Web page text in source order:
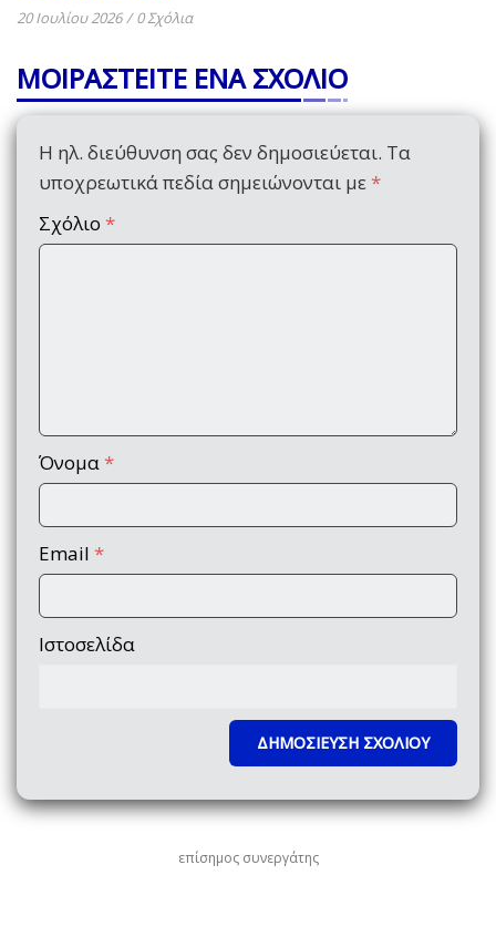
20 Ιουλίου 2026 / 0 Σχόλια
ΜΟΙΡΑΣΤΕΙΤΕ ΕΝΑ ΣΧΟΛΙΟ
Η ηλ. διεύθυνση σας δεν δημοσιεύεται. Τα
υποχρεωτικά πεδία σημειώνονται με *
Σχόλιο *
Όνομα *
Email *
Ιστοσελίδα
επίσημος συνεργάτης